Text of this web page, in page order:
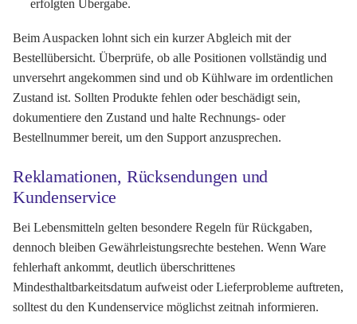
erfolgten Übergabe.
Beim Auspacken lohnt sich ein kurzer Abgleich mit der
Bestellübersicht. Überprüfe, ob alle Positionen vollständig und
unversehrt angekommen sind und ob Kühlware im ordentlichen
Zustand ist. Sollten Produkte fehlen oder beschädigt sein,
dokumentiere den Zustand und halte Rechnungs- oder
Bestellnummer bereit, um den Support anzusprechen.
Reklamationen, Rücksendungen und
Kundenservice
Bei Lebensmitteln gelten besondere Regeln für Rückgaben,
dennoch bleiben Gewährleistungsrechte bestehen. Wenn Ware
fehlerhaft ankommt, deutlich überschrittenes
Mindesthaltbarkeitsdatum aufweist oder Lieferprobleme auftreten,
solltest du den Kundenservice möglichst zeitnah informieren.